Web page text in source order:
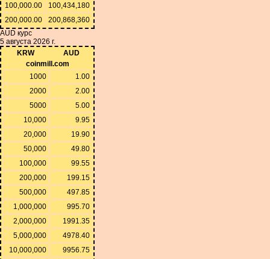
100,000.00
100,434,180
200,000.00
200,868,360
AUD курс
5 августа 2026 г.
KRW
AUD
coinmill.com
1000
1.00
2000
2.00
5000
5.00
10,000
9.95
20,000
19.90
50,000
49.80
100,000
99.55
200,000
199.15
500,000
497.85
1,000,000
995.70
2,000,000
1991.35
5,000,000
4978.40
10,000,000
9956.75